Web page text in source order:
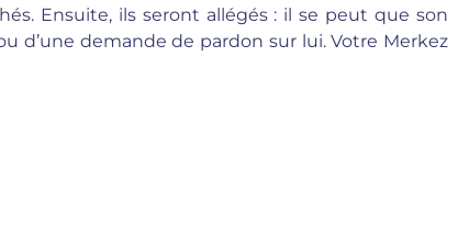
Ensuite, ils seront allégés : il se peut que son
d’une demande de pardon sur lui. Votre Merkez